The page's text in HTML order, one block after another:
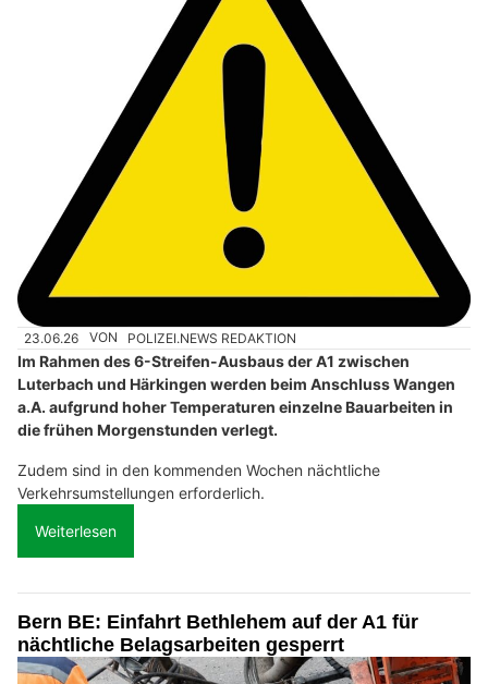
23.06.26 VON POLIZEI.NEWS REDAKTION
Im Rahmen des 6-Streifen-Ausbaus der A1 zwischen
Luterbach und Härkingen werden beim Anschluss Wangen
a.A. aufgrund hoher Temperaturen einzelne Bauarbeiten in
die frühen Morgenstunden verlegt.
Zudem sind in den kommenden Wochen nächtliche
Verkehrsumstellungen erforderlich.
Weiterlesen
Bern BE: Einfahrt Bethlehem auf der A1 für
nächtliche Belagsarbeiten gesperrt